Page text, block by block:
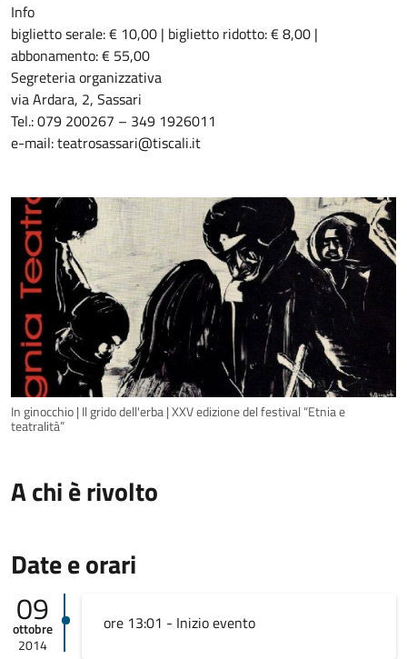
Info
biglietto serale: € 10,00 | biglietto ridotto: € 8,00 |
abbonamento: € 55,00
Segreteria organizzativa
via Ardara, 2, Sassari
Tel.: 079 200267 – 349 1926011
e-mail: teatrosassari@tiscali.it
In ginocchio | Il grido dell'erba | XXV edizione del festival “Etnia e
teatralità”
A chi è rivolto
Date e orari
09
ottobre
2014
ore 13:01 - Inizio evento